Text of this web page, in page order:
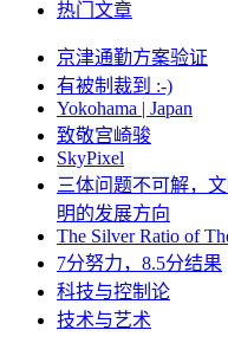
热门文章
京津通勤方案验证
有被制裁到 :-)
Yokohama | Japan
致敬宫崎骏
SkyPixel
三体问题不可解，
明的发展方向
The Silver Ratio of
7分努力，8.5分结果
科技与控制论
技术与艺术